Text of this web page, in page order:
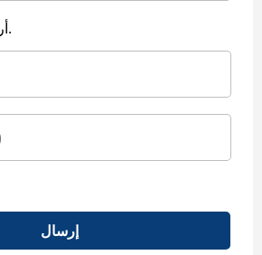
أريد ردًا على رأيي.
إرسال